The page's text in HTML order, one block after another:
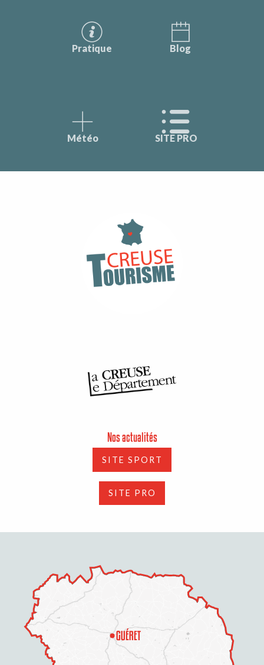
Pratique Blog
Météo SITE PRO
Nos actualités
SITE SPORT
SITE PRO